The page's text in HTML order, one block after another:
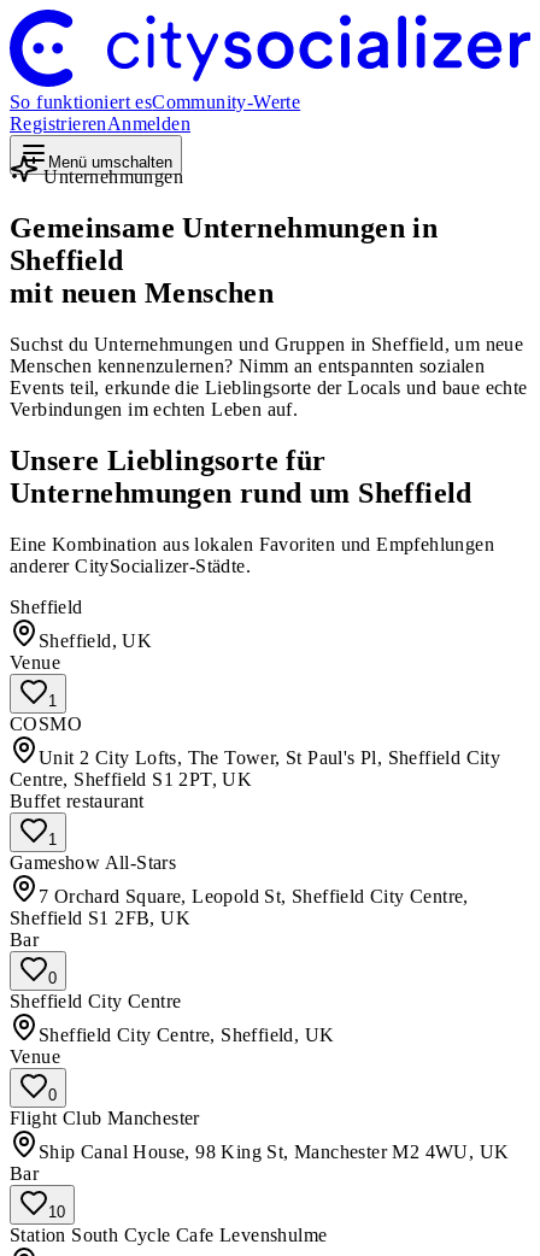
So funktioniert esCommunity-Werte
RegistrierenAnmelden
Menü umschalten
Unternehmungen
Gemeinsame Unternehmungen in
Sheffield
mit neuen Menschen
Suchst du Unternehmungen und Gruppen in Sheffield, um neue
Menschen kennenzulernen? Nimm an entspannten sozialen
Events teil, erkunde die Lieblingsorte der Locals und baue echte
Verbindungen im echten Leben auf.
Unsere Lieblingsorte für
Unternehmungen rund um Sheffield
Eine Kombination aus lokalen Favoriten und Empfehlungen
anderer CitySocializer-Städte.
Sheffield
Sheffield, UK
Venue
1
COSMO
Unit 2 City Lofts, The Tower, St Paul's Pl, Sheffield City
Centre, Sheffield S1 2PT, UK
Buffet restaurant
1
Gameshow All-Stars
7 Orchard Square, Leopold St, Sheffield City Centre,
Sheffield S1 2FB, UK
Bar
0
Sheffield City Centre
Sheffield City Centre, Sheffield, UK
Venue
0
Flight Club Manchester
Ship Canal House, 98 King St, Manchester M2 4WU, UK
Bar
10
Station South Cycle Cafe Levenshulme